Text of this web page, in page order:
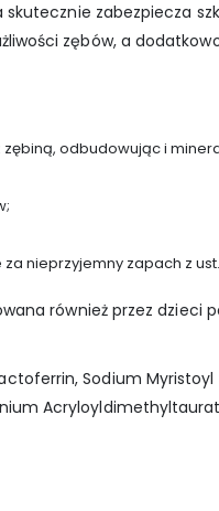
zabezpiecza
zębów, a
odbudowując i
nieprzyjemny zapach z ust.
również przez dzieci
Sodium